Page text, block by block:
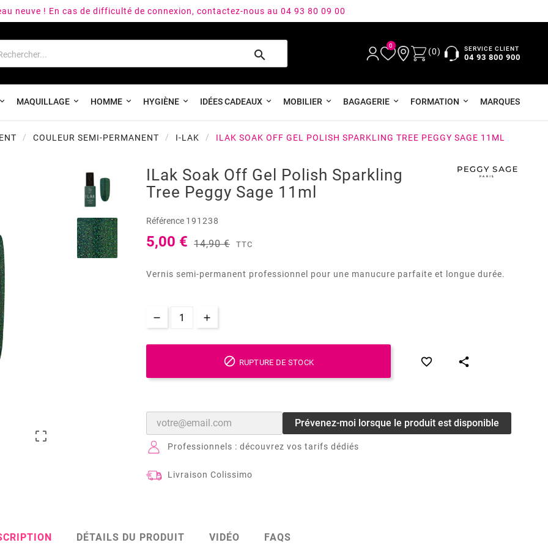
neuve ! En cas de difficulté de connexion, contactez-nous au 04 93 80 09 00

0
(0) SERVICE CLIENT
04 93 800 900
MAQUILLAGE HOMME HYGIÈNE IDÉES CADEAUX MOBILIER BAGAGERIE FORMATION MARQUES
COULEUR SEMI-PERMANENT I-LAK ILAK SOAK OFF GEL POLISH SPARKLING TREE PEGGY SAGE 11ML

ILak Soak Off Gel Polish Sparkling
Tree Peggy Sage 11ml
Référence 191238
5,00 € 14,90 € TTC
Vernis semi-permanent professionnel pour une manucure parfaite et longue durée.
 RUPTURE DE STOCK  
Prévenez-moi lorsque le produit est disponible
Professionnels : découvrez vos tarifs dédiés
Livraison Colissimo
DÉTAILS DU PRODUIT VIDÉO FAQS